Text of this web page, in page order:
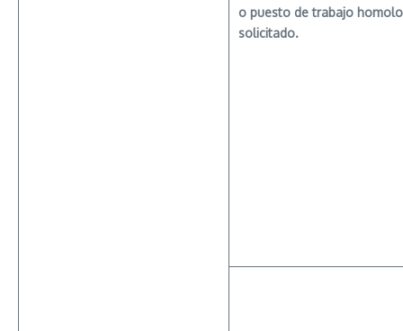
o puesto de trabajo
solicitado.